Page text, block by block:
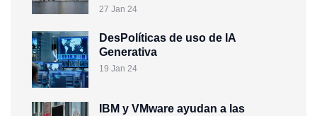
27 Jan 24
DesPolíticas de uso de IA
Generativa
19 Jan 24
IBM y VMware ayudan a las